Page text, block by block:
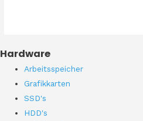
Hardware
Arbeitsspeicher
Grafikkarten
SSD's
HDD's